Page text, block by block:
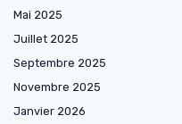
Mai 2025
Juillet 2025
Septembre 2025
Novembre 2025
Janvier 2026